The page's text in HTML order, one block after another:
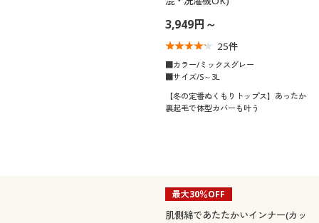
3,949円～
25件
■カラー/ミックスグレー
■サイズ/S～3L
【冬の定番ぬくもりトップス】あったか
裏起毛で体型カバーも叶う
最大30％OFF
肌側綿であたたかいインナー(カッ